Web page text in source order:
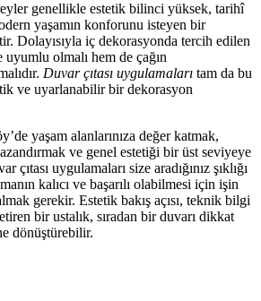
genellikle estetik bilinci yüksek, tarihî
yaşamın konforunu isteyen bir
Dolayısıyla iç dekorasyonda tercih edilen
olmalı hem de çağın
Duvar çıtası uygulamaları tam da bu
ve uyarlanabilir bir dekorasyon
yaşam alanlarınıza değer katmak,
ve genel estetiği bir üst seviyeye
çıtası uygulamaları size aradığınız şıklığı
kalıcı ve başarılı olabilmesi için işin
gerekir. Estetik bakış açısı, teknik bilgi
bir ustalık, sıradan bir duvarı dikkat
dönüştürebilir.